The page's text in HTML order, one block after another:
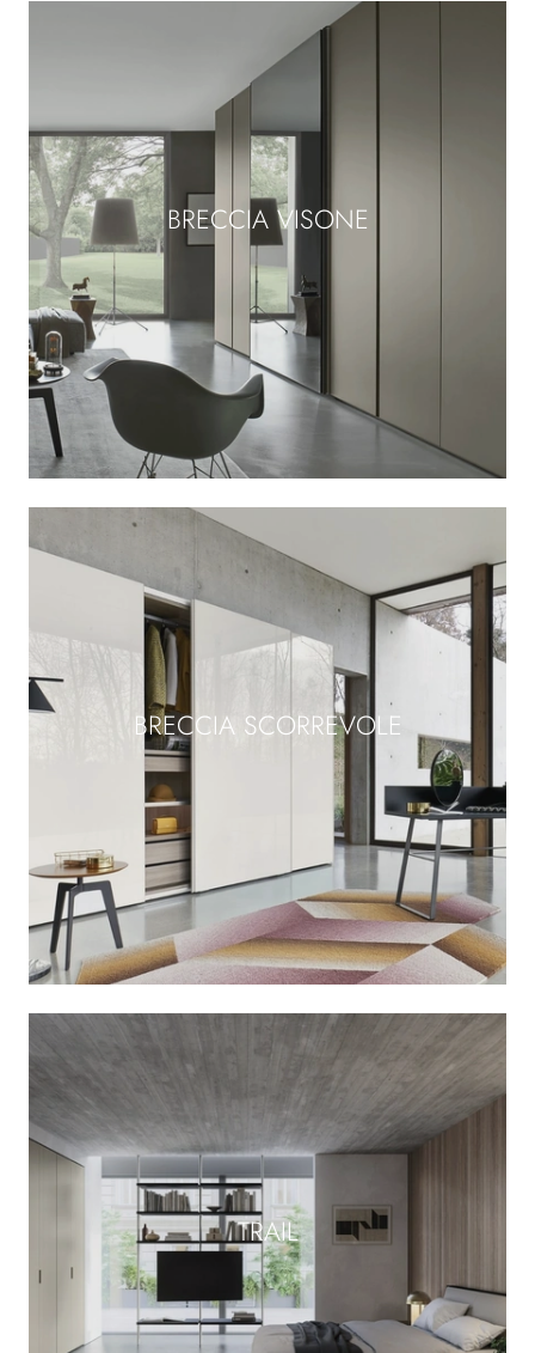
BRECCIA VISONE
BRECCIA SCORREVOLE
TRAIL